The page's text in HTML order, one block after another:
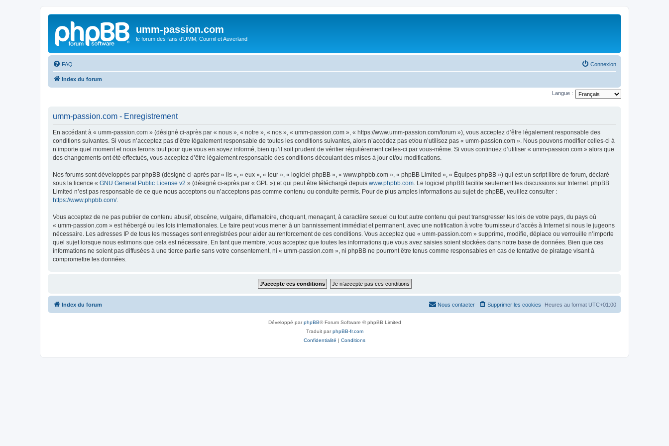
umm-passion.com
le forum des fans d'UMM, Cournil et Auverland
FAQ Connexion
Index du forum
Langue :
umm-passion.com - Enregistrement
En accédant à « umm-passion.com » (désigné ci-après par « nous », « notre », « nos », « umm-passion.com », « https://www.umm-passion.com/forum »), vous acceptez d’être légalement responsable des
conditions suivantes. Si vous n’acceptez pas d’être légalement responsable de toutes les conditions suivantes, alors n’accédez pas et/ou n’utilisez pas « umm-passion.com ». Nous pouvons modifier celles-ci à
n’importe quel moment et nous ferons tout pour que vous en soyez informé, bien qu’il soit prudent de vérifier régulièrement celles-ci par vous-même. Si vous continuez d’utiliser « umm-passion.com » alors que
des changements ont été effectués, vous acceptez d’être légalement responsable des conditions découlant des mises à jour et/ou modifications.
Nos forums sont développés par phpBB (désigné ci-après par « ils », « eux », « leur », « logiciel phpBB », « www.phpbb.com », « phpBB Limited », « Équipes phpBB ») qui est un script libre de forum, déclaré
sous la licence « GNU General Public License v2 » (désigné ci-après par « GPL ») et qui peut être téléchargé depuis www.phpbb.com. Le logiciel phpBB facilite seulement les discussions sur Internet. phpBB
Limited n’est pas responsable de ce que nous acceptons ou n’acceptons pas comme contenu ou conduite permis. Pour de plus amples informations au sujet de phpBB, veuillez consulter :
https://www.phpbb.com/.
Vous acceptez de ne pas publier de contenu abusif, obscène, vulgaire, diffamatoire, choquant, menaçant, à caractère sexuel ou tout autre contenu qui peut transgresser les lois de votre pays, du pays où
« umm-passion.com » est hébergé ou les lois internationales. Le faire peut vous mener à un bannissement immédiat et permanent, avec une notification à votre fournisseur d’accès à Internet si nous le jugeons
nécessaire. Les adresses IP de tous les messages sont enregistrées pour aider au renforcement de ces conditions. Vous acceptez que « umm-passion.com » supprime, modifie, déplace ou verrouille n’importe
quel sujet lorsque nous estimons que cela est nécessaire. En tant que membre, vous acceptez que toutes les informations que vous avez saisies soient stockées dans notre base de données. Bien que ces
informations ne soient pas diffusées à une tierce partie sans votre consentement, ni « umm-passion.com », ni phpBB ne pourront être tenus comme responsables en cas de tentative de piratage visant à
compromettre les données.
Index du forum Heures au format UTC+01:00
Supprimer les cookies
Nous contacter
Développé parphpBB® Forum Software © phpBB Limited
Traduit parphpBB-fr.com
Confidentialité | Conditions